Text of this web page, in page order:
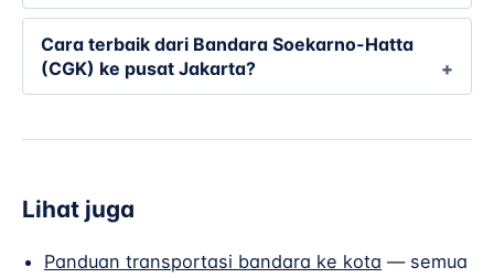
Cara terbaik dari Bandara Soekarno-Hatta
(CGK) ke pusat Jakarta?
Lihat juga
Panduan transportasi bandara ke kota — semua